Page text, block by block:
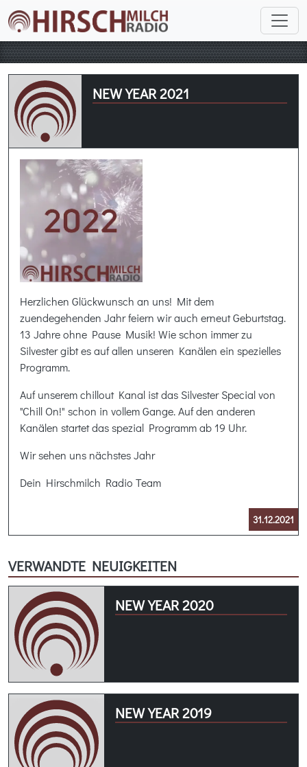
NEW YEAR 2021
Herzlichen Glückwunsch an uns! Mit dem
zuendegehenden Jahr feiern wir auch erneut Geburtstag.
13 Jahre ohne Pause Musik! Wie schon immer zu
Silvester gibt es auf allen unseren Kanälen ein spezielles
Programm.
Auf unserem chillout Kanal ist das Silvester Special von
"Chill On!" schon in vollem Gange. Auf den anderen
Kanälen startet das spezial Programm ab 19 Uhr.
Wir sehen uns nächstes Jahr
Dein Hirschmilch Radio Team
31.12.2021
VERWANDTE NEUIGKEITEN
NEW YEAR 2020
NEW YEAR 2019